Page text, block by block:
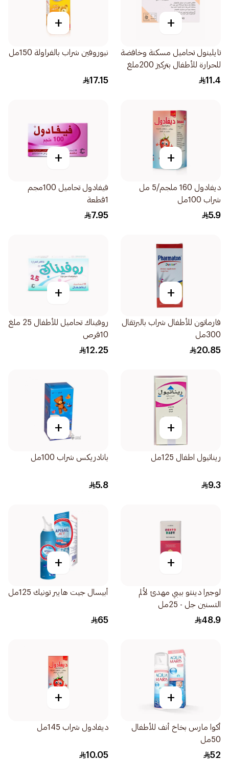
+
تايلينول تحاميل مسكنة وخافضة
للحرارة للأطفال بتركيز 200ملغ
10قطع
11.4
+
نيوروفين شراب بالفراولة 150مل
17.15
+
ديفادول 160 ملجم/5 مل
شراب 100مل
5.9
+
فيفادول تحاميل 100مجم
1قطعة
7.95
+
فارماتون للأطفال شراب بالبرتقال
300مل
20.85
+
روفيناك تحاميل للأطفال 25 ملغ
10قرص
12.25
+
ريناثيول اطفال 125مل
9.3
+
بانادريكس شراب 100مل
5.8
+
لوجيرا دينتو بيبي مهدئ لألم
التسنين جل - 25مل
48.9
+
أبيسال جيت هايبر تونيك 125مل
65
+
أكوا مارس بخاخ أنف للأطفال
50مل
52
+
ديفادول شراب 145مل
10.05